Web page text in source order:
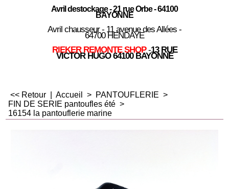
Avril destockage - 21 rue Orbe - 64100
BAYONNE
Avril chausseur - 11 avenue des Allées -
64700 HENDAYE
RIEKER REMONTE SHOP -13 RUE
VICTOR HUGO 64100 BAYONNE
<< Retour Accueil > PANTOUFLERIE >
FIN DE SERIE pantoufles été >
16154 la pantouflerie marine